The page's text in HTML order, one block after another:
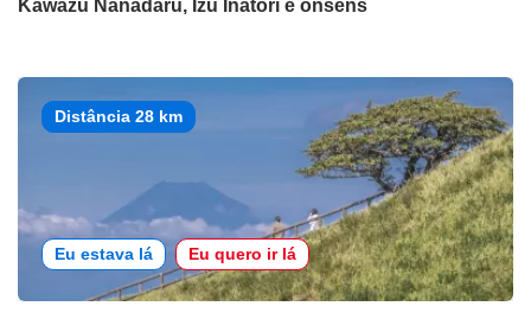
Kawazu Nanadaru, Izu Inatori e onsens
Distância 28 km
Eu estava lá Eu quero ir lá